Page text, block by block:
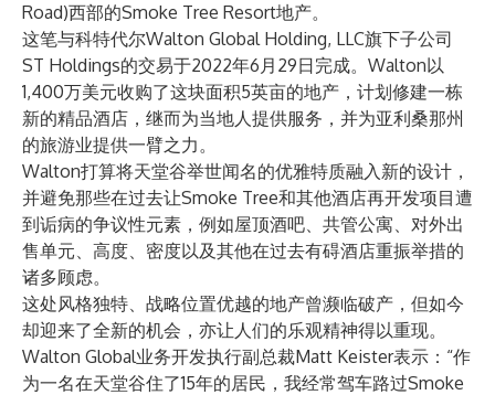
Road)西部的Smoke Tree Resort地产。
这笔与科特代尔Walton Global Holding, LLC旗下子公司
ST Holdings的交易于2022年6月29日完成。Walton以
1,400万美元收购了这块面积5英亩的地产，计划修建一栋
新的精品酒店，继而为当地人提供服务，并为亚利桑那州
的旅游业提供一臂之力。
Walton打算将天堂谷举世闻名的优雅特质融入新的设计，
并避免那些在过去让Smoke Tree和其他酒店再开发项目遭
到诟病的争议性元素，例如屋顶酒吧、共管公寓、对外出
售单元、高度、密度以及其他在过去有碍酒店重振举措的
诸多顾虑。
这处风格独特、战略位置优越的地产曾濒临破产，但如今
却迎来了全新的机会，亦让人们的乐观精神得以重现。
Walton Global业务开发执行副总裁Matt Keister表示：“作
为一名在天堂谷住了15年的居民，我经常驾车路过Smoke